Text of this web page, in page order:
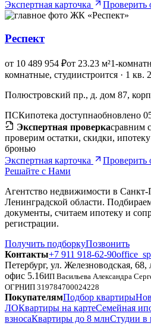
Экспертная карточка
Проверить
Респект
от 10 489 954 ₽от 23.23 м²1-
комнатные, студиистроится · 1 кв.
Полюстровский пр., д. дом 87,
ПСКипотека доступнаобновлено
Экспертная проверкасравним
проверим остатки, скидки,
бронью
Экспертная карточка
Проверить
Решайте с Нами
Агентство недвижимости в Санкт-
Ленинградской области.
документы, считаем ипотеку и
регистрации.
Получить подборкуПозвонить
Контакты+7 911 918-62-90
Петербург, ул. Железноводская,
офис 5.16ИП Васильева Александра
ОГРНИП 319784700024228
ПокупателямПодбор квартиры
ЛОКвартиры на картеСемейная
взносаКвартиры до 8 млнСтудии в